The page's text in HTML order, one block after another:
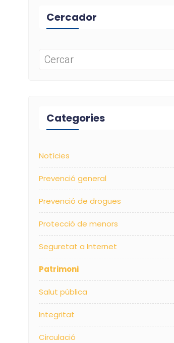
Cercador
Categories
Notícies
Prevenció general
Prevenció de drogues
Protecció de menors
Seguretat a Internet
Patrimoni
Salut pública
Integritat
Circulació